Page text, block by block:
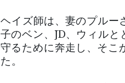
ヘイズ師は、妻のプルー
子のベン、JD、ウィルと
守るために奔走し、そこ
た。